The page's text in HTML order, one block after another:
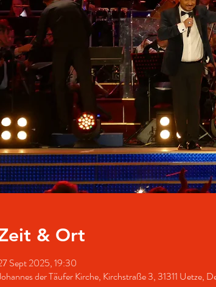
& Ort
Sept 2025, 19:30
der Täufer Kirche, Kirchstraße 3, 31311 Uetze,